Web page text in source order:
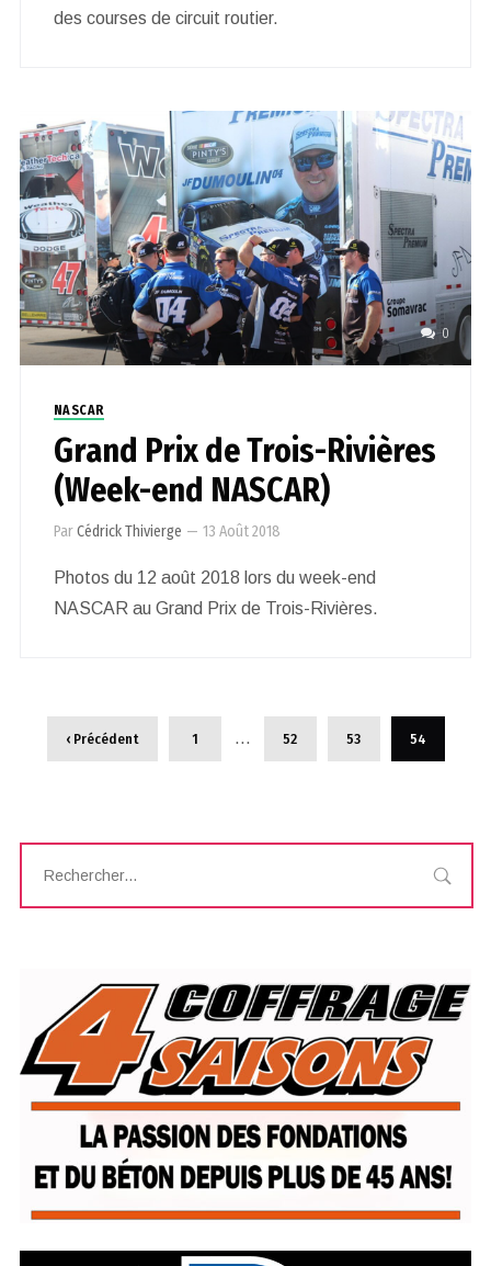
des courses de circuit routier.
0
NASCAR
Grand Prix de Trois-Rivières
(Week-end NASCAR)
ParCédrick Thivierge — 13 Août 2018
Photos du 12 août 2018 lors du week-end
NASCAR au Grand Prix de Trois-Rivières.
‹ Précédent 1 … 52 53 54